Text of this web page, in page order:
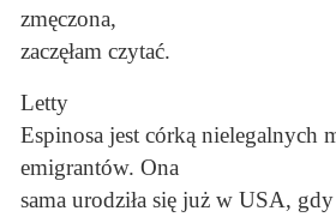
zmęczona,
zaczęłam czytać.
Letty
Espinosa jest córką nielegalnych
emigrantów. Ona
sama urodziła się już w USA,